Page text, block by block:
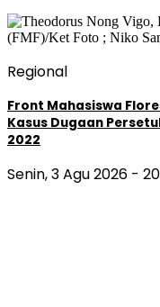
Regional
Front Mahasiswa
Kasus Dugaan
2022
Senin, 3 Agu 2026 -